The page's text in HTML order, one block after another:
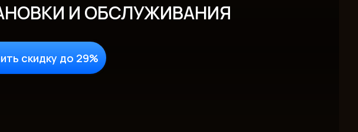
И ОБСЛУЖИВАНИЯ
скидку до 29%